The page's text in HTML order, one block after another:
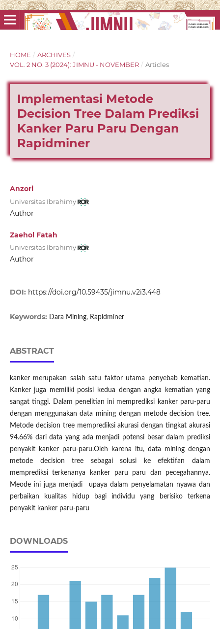
HOME / ARCHIVES /
VOL. 2 NO. 3 (2024): JIMNU - NOVEMBER / Articles
Implementasi Metode
Decision Tree Dalam Prediksi
Kanker Paru Paru Dengan
Rapidminer
Anzori
Universitas Ibrahimy
Author
Zaehol Fatah
Universitas Ibrahimy
Author
DOI: https://doi.org/10.59435/jimnu.v2i3.448
Keywords: Dara Mining, Rapidminer
ABSTRACT
kanker merupakan salah satu faktor utama penyebab kematian.
Kanker juga memiliki posisi kedua dengan angka kematian yang
sangat tinggi. Dalam penelitian ini memprediksi kanker paru-paru
dengan menggunakan data mining dengan metode decision tree.
Metode decision tree memprediksi akurasi dengan tingkat akurasi
94.66% dari data yang ada menjadi potensi besar dalam prediksi
penyakit kanker paru-paru.Oleh karena itu, data mining dengan
metode decision tree sebagai solusi ke efektifan dalam
memprediksi terkenanya kanker paru paru dan pecegahannya.
Meode ini juga menjadi upaya dalam penyelamatan nyawa dan
perbaikan kualitas hidup bagi individu yang berisiko terkena
penyakit kanker paru-paru
DOWNLOADS